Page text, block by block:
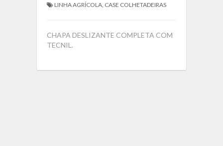
LINHA AGRÍCOLA CASE COLHETADEIRAS
CHAPA DESLIZANTE COMPLETA COM
TECNIL.